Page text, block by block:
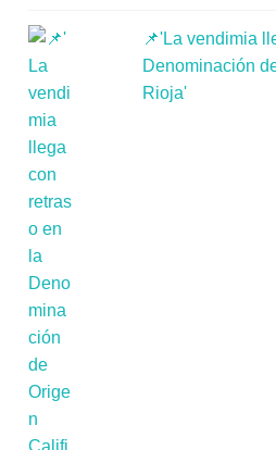
📌'La vendimia
Denominación
Rioja'